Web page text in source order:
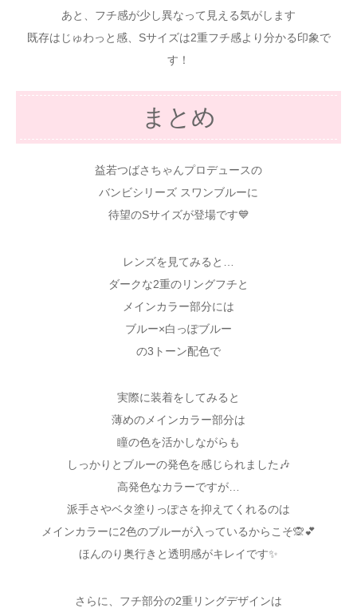
あと、フチ感が少し異なって見える気がします
既存はじゅわっと感、Sサイズは2重フチ感より分かる印象で
す！
まとめ
益若つばさちゃんプロデュースの
バンビシリーズ スワンブルーに
待望のSサイズが登場です💙
レンズを見てみると…
ダークな2重のリングフチと
メインカラー部分には
ブルー×白っぽブルー
の3トーン配色で
実際に装着をしてみると
薄めのメインカラー部分は
瞳の色を活かしながらも
しっかりとブルーの発色を感じられました🎶
高発色なカラーですが…
派手さやベタ塗りっぽさを抑えてくれるのは
メインカラーに2色のブルーが入っているからこそ🙊💕
ほんのり奥行きと透明感がキレイです✨
さらに、フチ部分の2重リングデザインは